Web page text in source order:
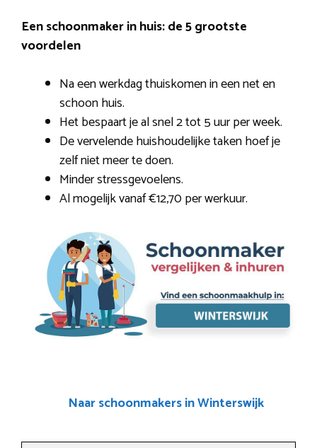
Een schoonmaker in huis: de 5 grootste
voordelen
Na een werkdag thuiskomen in een net en
schoon huis.
Het bespaart je al snel 2 tot 5 uur per week.
De vervelende huishoudelijke taken hoef je
zelf niet meer te doen.
Minder stressgevoelens.
Al mogelijk vanaf €12,70 per werkuur.
Naar schoonmakers in Winterswijk